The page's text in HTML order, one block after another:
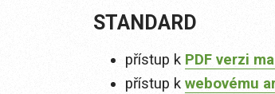
STANDARD
přístup k PDF verzi
přístup k webovému